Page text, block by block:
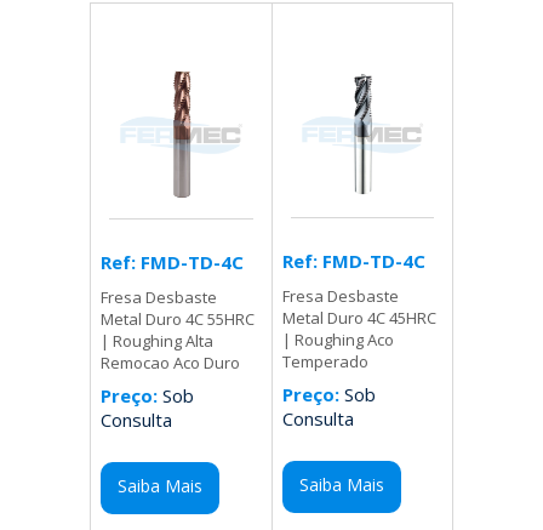
Ref: FMD-TD-4C
Fresa Desbaste
Metal Duro 4C 55HRC
| Roughing Alta
Remocao Aco Duro
Preço: Sob
Consulta
Saiba Mais
Ref: FMD-TD-4C
Fresa Desbaste
Metal Duro 4C 45HRC
| Roughing Aco
Temperado
Preço:Sob
Consulta
Saiba Mais